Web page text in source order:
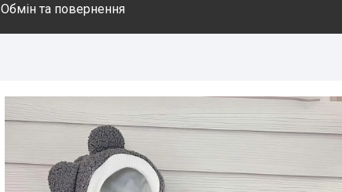
Обмін та повернення